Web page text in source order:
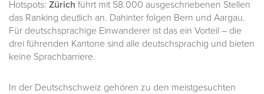
Hotspots: Zürich führt mit 58.000 ausgeschriebenen Stellen
das Ranking deutlich an. Dahinter folgen Bern und Aargau.
Für deutschsprachige Einwanderer ist das ein Vorteil – die
drei führenden Kantone sind alle deutschsprachig und bieten
keine Sprachbarriere.
In der Deutschschweiz gehören zu den meistgesuchten